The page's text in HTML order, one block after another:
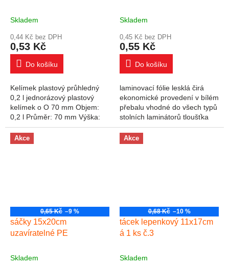
Skladem
0,44 Kč bez DPH
0,53 Kč
Do košíku
Kelímek plastový průhledný
0,2 l jednorázový plastový
kelímek o O 70 mm Objem:
0,2 l Průměr: 70 mm Výška:
98 mm Materiál: PP V balení
100 kusů, cena za 1 ks.
Skladem
0,45 Kč bez DPH
0,55 Kč
Do košíku
laminovací fólie lesklá čirá
ekonomické provedení v bílém
přebalu vhodné do všech typů
stolních laminátorů tloušťka
jedné strany fólie 125 mic
(2x125 mic) rozměr 80x111
mm cena...
Akce
0,65 Kč –9 %
sáčky 15x20cm
uzavíratelné PE
Skladem
Akce
0,68 Kč –10 %
tácek lepenkový 11x17cm
á 1 ks č.3
Skladem